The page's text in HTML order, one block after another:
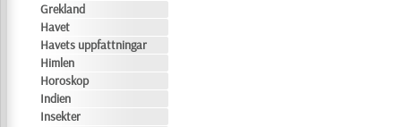
Grekland
Havet
Havets uppfattningar
Himlen
Horoskop
Indien
Insekter